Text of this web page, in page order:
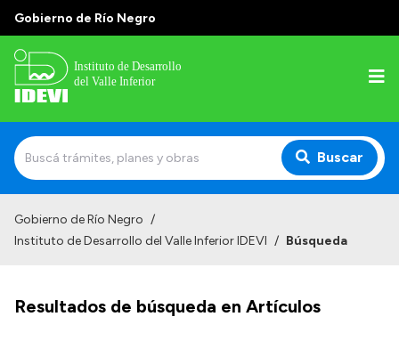
Gobierno de Río Negro
Buscar
Gobierno de Río Negro /
Instituto de Desarrollo del Valle Inferior IDEVI / Búsqueda
Resultados de búsqueda en Artículos